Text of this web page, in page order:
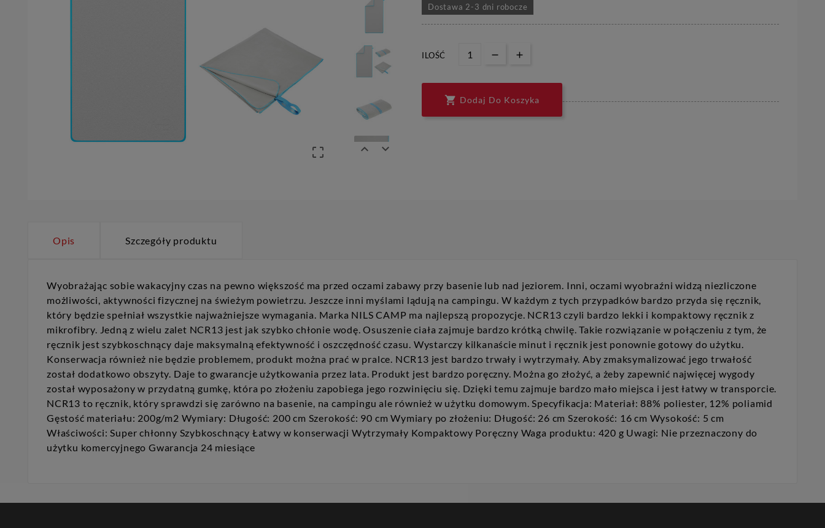
  
Dostawa 2-3 dni robocze
ILOŚĆ
 Dodaj Do Koszyka
Opis Szczegóły produktu
Wyobrażając sobie wakacyjny czas na pewno większość ma przed oczami zabawy przy basenie lub nad jeziorem. Inni, oczami wyobraźni widzą niezliczone
możliwości, aktywności fizycznej na świeżym powietrzu. Jeszcze inni myślami lądują na campingu. W każdym z tych przypadków bardzo przyda się ręcznik,
który będzie spełniał wszystkie najważniejsze wymagania. Marka NILS CAMP ma najlepszą propozycje. NCR13 czyli bardzo lekki i kompaktowy ręcznik z
mikrofibry. Jedną z wielu zalet NCR13 jest jak szybko chłonie wodę. Osuszenie ciała zajmuje bardzo krótką chwilę. Takie rozwiązanie w połączeniu z tym, że
ręcznik jest szybkoschnący daje maksymalną efektywność i oszczędność czasu. Wystarczy kilkanaście minut i ręcznik jest ponownie gotowy do użytku.
Konserwacja również nie będzie problemem, produkt można prać w pralce. NCR13 jest bardzo trwały i wytrzymały. Aby zmaksymalizować jego trwałość
został dodatkowo obszyty. Daje to gwarancje użytkowania przez lata. Produkt jest bardzo poręczny. Można go złożyć, a żeby zapewnić najwięcej wygody
został wyposażony w przydatną gumkę, która po złożeniu zapobiega jego rozwinięciu się. Dzięki temu zajmuje bardzo mało miejsca i jest łatwy w transporcie.
NCR13 to ręcznik, który sprawdzi się zarówno na basenie, na campingu ale również w użytku domowym. Specyfikacja: Materiał: 88% poliester, 12% poliamid
Gęstość materiału: 200g/m2 Wymiary: Długość: 200 cm Szerokość: 90 cm Wymiary po złożeniu: Długość: 26 cm Szerokość: 16 cm Wysokość: 5 cm
Właściwości: Super chłonny Szybkoschnący Łatwy w konserwacji Wytrzymały Kompaktowy Poręczny Waga produktu: 420 g Uwagi: Nie przeznaczony do
użytku komercyjnego Gwarancja 24 miesiące